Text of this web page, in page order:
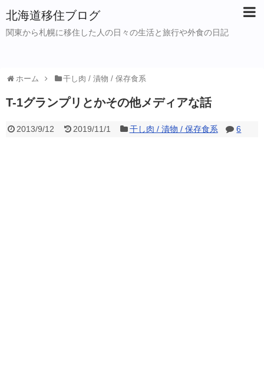
北海道移住ブログ
関東から札幌に移住した人の日々の生活と旅行や外食の日記
ホーム 干し肉 / 漬物 / 保存食系
T-1グランプリとかその他メディアな話
2013/9/12 2019/11/1 干し肉 / 漬物 / 保存食系 6